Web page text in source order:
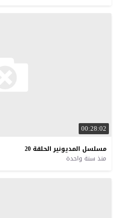
00:28:02
مسلسل المديونير الحلقة 20
منذ سنة واحدة